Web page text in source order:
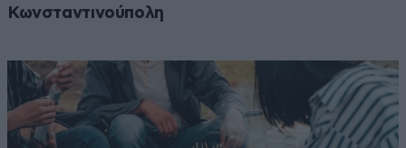
Κωνσταντινούπολη